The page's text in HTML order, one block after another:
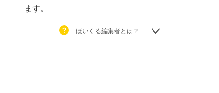
ます。
ほいくる編集者とは？